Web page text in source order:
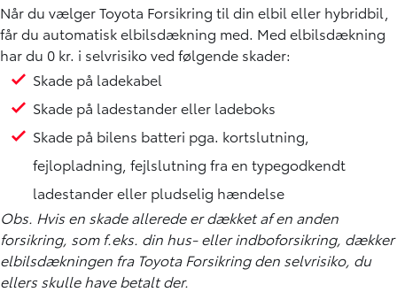
Når du vælger Toyota Forsikring til din elbil eller hybridbil,
får du automatisk elbilsdækning med. Med elbilsdækning
har du 0 kr. i selvrisiko ved følgende skader:
Skade på ladekabel
Skade på ladestander eller ladeboks
Skade på bilens batteri pga. kortslutning,
fejlopladning, fejlslutning fra en typegodkendt
ladestander eller pludselig hændelse
Obs. Hvis en skade allerede er dækket af en anden
forsikring, som f.eks. din hus- eller indboforsikring, dækker
elbilsdækningen fra Toyota Forsikring den selvrisiko, du
ellers skulle have betalt der.